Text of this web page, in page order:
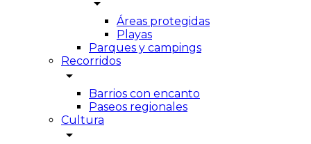
arrow_drop_down
Áreas protegidas
Playas
Parques y campings
Recorridos
arrow_drop_down
Barrios con encanto
Paseos regionales
Cultura
arrow_drop_down